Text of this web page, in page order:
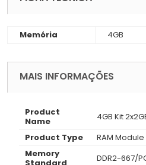
Memória 4GB
MAIS INFORMAÇÕES
Product
Name
4GB Kit
Product Type
RAM Module
Memory
Standard
DDR2-667/